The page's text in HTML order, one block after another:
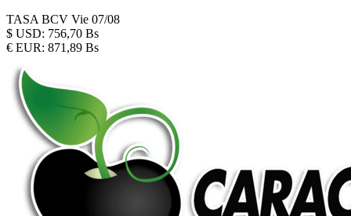
TASA BCV Vie 07/08
$ USD: 756,70 Bs
€ EUR: 871,89 Bs